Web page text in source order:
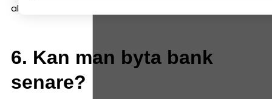
alternativ.
6. Kan man byta bank
senare?